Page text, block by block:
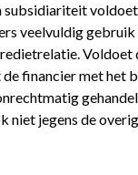
veelvuldig gebruik
Voldoet
financier met het
niet jegens de